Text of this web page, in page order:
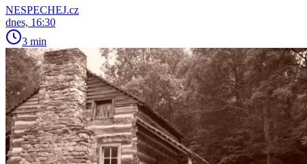
NESPECHEJ.cz
dnes, 16:30
3 min